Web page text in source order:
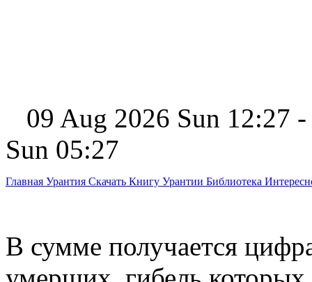
09 Aug 2026 Sun 12:27
Sun 05:27
Главная Урантия Скачать Книгу Урантии Библиотека
В сумме получается